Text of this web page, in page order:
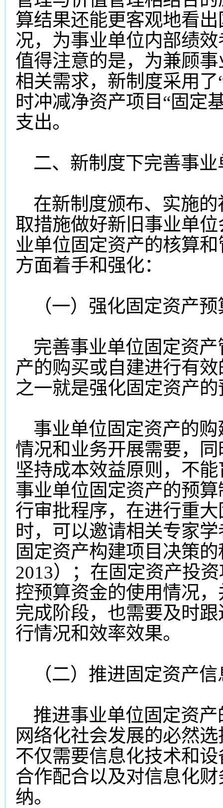
算结果还能更客观地看
况，为事业单位内部绩
值得注意的是，为兼顾
相关需求，新制度采用
时冲减净资产项目“固定
支出。
二、新制度下完善事业
在新制度颁布、实施的
取措施做好新旧事业单
业单位固定资产的核算
方面着手和强化：
（一）强化固定资产预
完善事业单位固定资产
产的购买或自建进行有
之一就是强化固定资产
事业单位固定资产的购
情况和业务开展需要，
坚持成本效益原则，不
事业单位固定资产的预
行审批程序，在进行重
时，可以邀请相关专家
固定资产构建项目决策
2013）；在固定资产投
控预算资金的使用情况
完成阶段，也需要及时
行情况和效率效果。
（二）推进固定资产信
推进事业单位固定资产
网络化社会发展的必然
不仅需要信息化技术和
合作配合以及对信息化
纳。